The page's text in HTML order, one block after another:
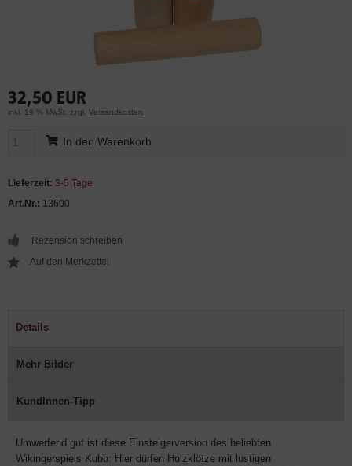
32,50 EUR
inkl. 19 % MwSt. zzgl. Versandkosten
In den Warenkorb
Lieferzeit: 3-5 Tage
Art.Nr.: 13600
Rezension schreiben
Details
Mehr Bilder
KundInnen-Tipp
Umwerfend gut ist diese Einsteigerversion des beliebten
Wikingerspiels Kubb: Hier dürfen Holzklötze mit lustigen